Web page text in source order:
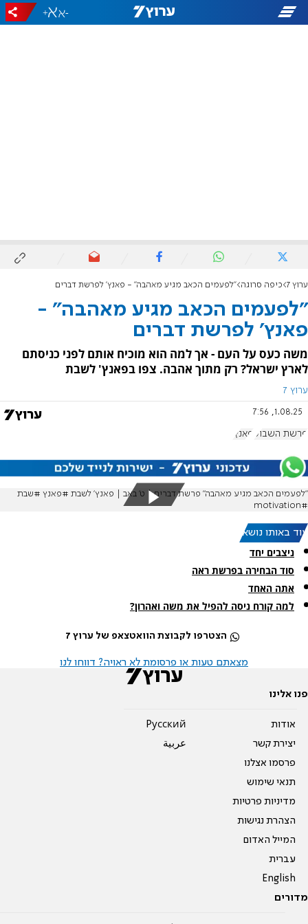
-
+
ערוץ 7 כיפה סרוגה "לפעמים הכאב מגיע מאהבה" - פאנץ' לפרשת דברים
"לפעמים הכאב מגיע מאהבה" -
פאנץ' לפרשת דברים
משה כעס על העם - אך למה הוא מוכיח אותם לפני כניסתם
לארץ ישראל? רק מתוך אהבה. צפו בפאנץ' לשבת
ערוץ 7
1.08.25, 7:56
פרשת השבוע פאנץ'
״לפעמים הכאב מגיע מאהבה״ פרשת דברים | ט׳ באב | פאנץ׳ לשבת #פאנץ #שבת
#motivation
עוד באותו נושא:
ניצבים יחד
סוד הבחירה בפרשת ראה
אתה האחד
למה קורח ניסה להפיל את משה ואהרון?
הצטרפו לקבוצת הוואטצאפ של ערוץ 7
מצאתם טעות או פרסומת לא ראויה? דווחו לנו
פנו אלינו
אודות
יצירת קשר
פרסמו אצלנו
תנאי שימוש
מדיניות פרטיות
הצהרת נגישות
המייל האדום
עברית
English
Pусский
عربية
מדורים